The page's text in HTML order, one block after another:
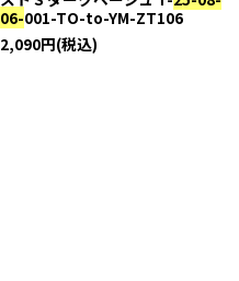
06-001-TO-to-YM-ZT106
2,090円(税込)